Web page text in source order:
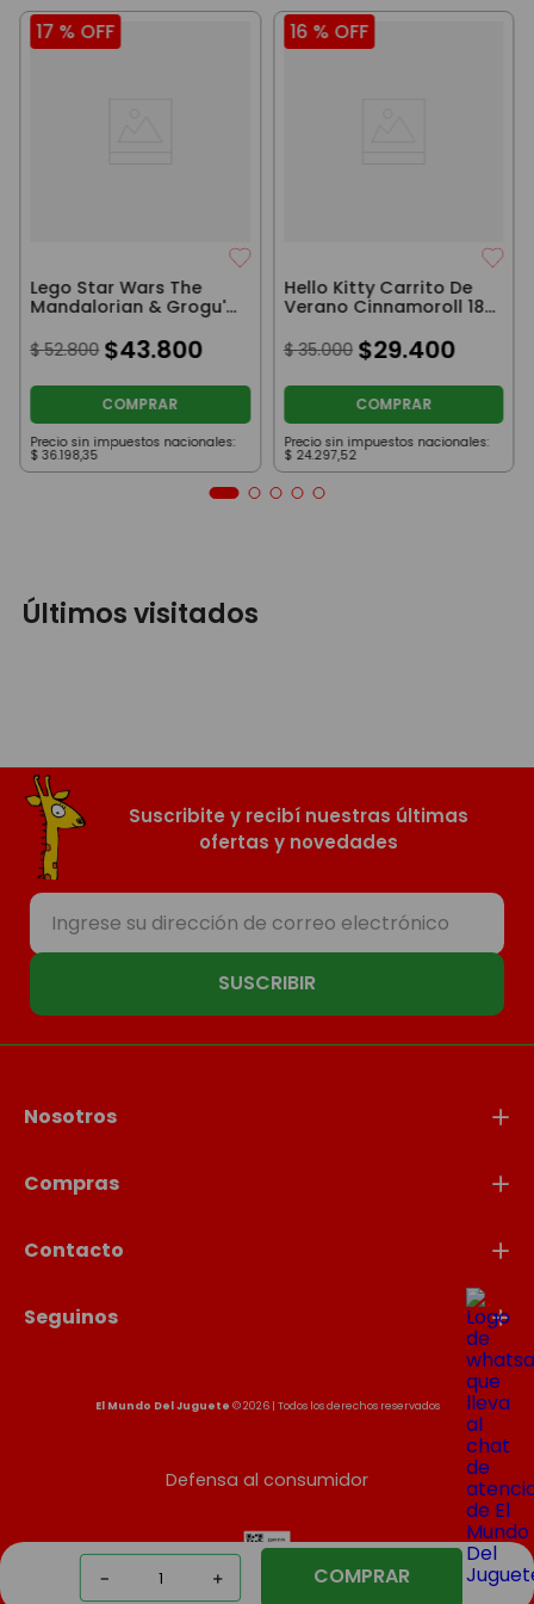
＋
－ COMPRAR
17 % OFF
Lego Star Wars The
Mandalorian & Grogu's
Speeder Bike 58 Piezas
$ 52.800 $43.800
COMPRAR
Precio sin impuestos nacionales:
$ 36.198,35
16 % OFF
Hello Kitty Carrito De
Verano Cinnamoroll 18
$ 35.000 $29.400
COMPRAR
Precio sin impuestos nacionales:
$ 24.297,52
Últimos visitados
Suscribite y recibí nuestras últimas
ofertas y novedades
SUSCRIBIR
Nosotros
Compras
Contacto
Seguinos
El Mundo Del Juguete © 2026 | Todos los derechos reservados
Defensa al consumidor